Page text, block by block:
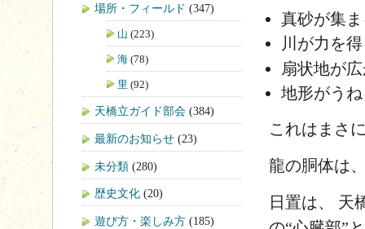
真砂が集
川が力を
扇状地が
地形がう
これはまさ
龍の胴体は
日置は、 天
場所・フィールド (347)
山 (223)
海 (78)
里 (92)
天橋立ガイド部会 (384)
最新のお知らせ (23)
未分類 (280)
歴史文化 (20)
遊び方・楽しみ方 (185)